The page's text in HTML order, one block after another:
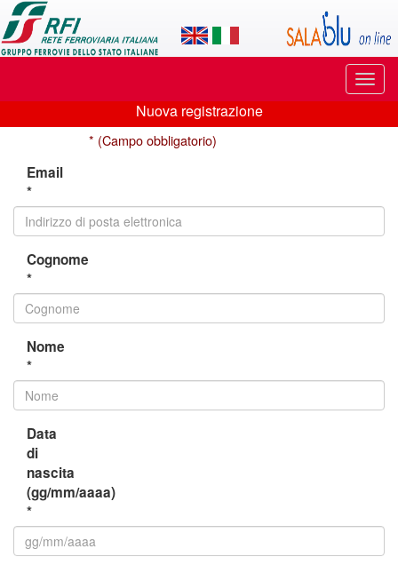
Applicazione
SalaBlu
Online
di
Ferroviaria
Italiana
di
Nuova
registrazione
Nuova registrazione
* (Campo obbligatorio)
Email
*
Cognome
*
Nome
*
Data
di
nascita
(gg/mm/aaaa)
*